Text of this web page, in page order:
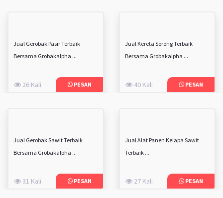
Jual Gerobak Pasir Terbaik
Bersama Grobakalpha ...
26 Kali PESAN
Jual Kereta Sorong Terbaik
Bersama Grobakalpha ...
40 Kali PESAN
Jual Gerobak Sawit Terbaik
Bersama Grobakalpha ...
31 Kali PESAN
Jual Alat Panen Kelapa Sawit
Terbaik ...
27 Kali PESAN